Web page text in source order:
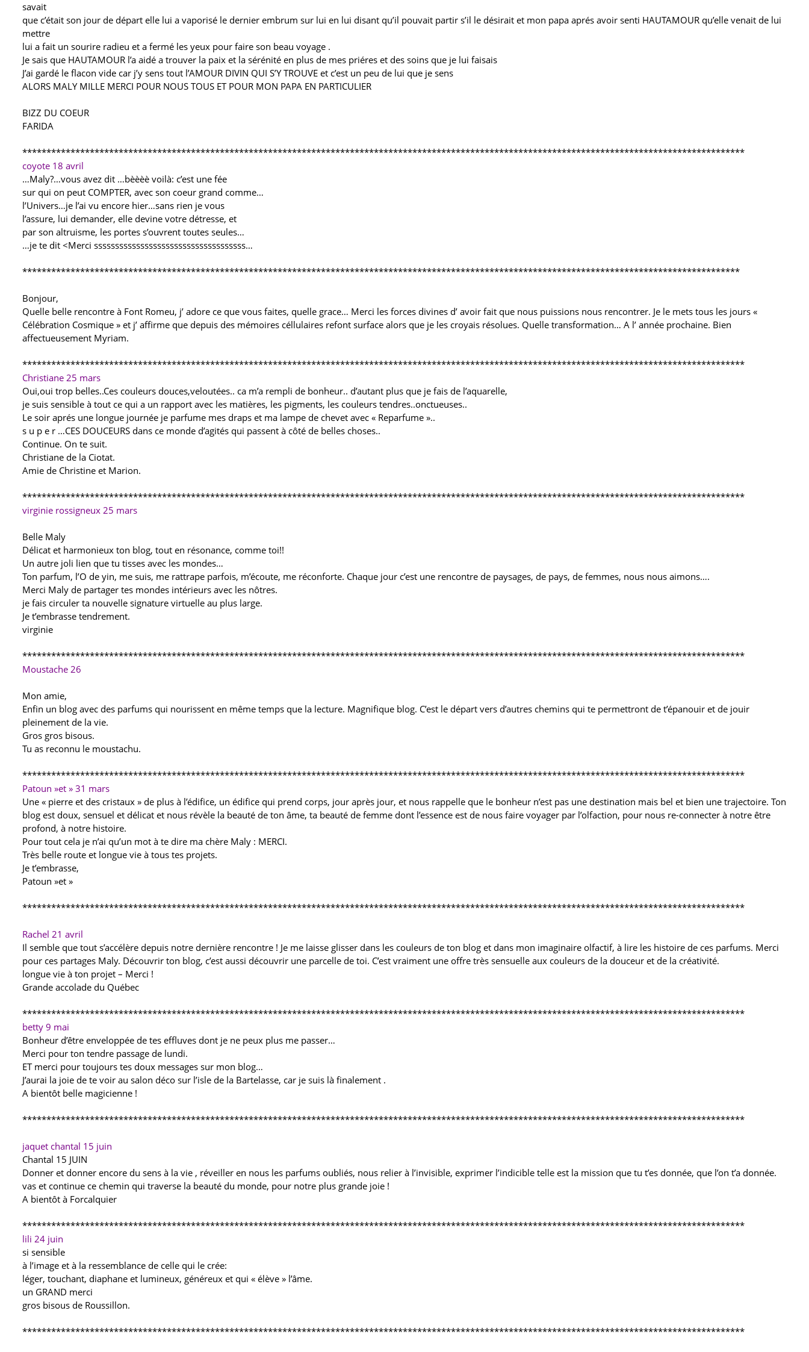
savait
que c’était son jour de départ elle lui a vaporisé le dernier embrum sur lui en lui disant qu’il pouvait partir s’il le désirait et mon papa aprés avoir senti HAUTAMOUR qu’elle venait de lui
mettre
lui a fait un sourire radieu et a fermé les yeux pour faire son beau voyage .
Je sais que HAUTAMOUR l’a aidé a trouver la paix et la sérénité en plus de mes priéres et des soins que je lui faisais
J’ai gardé le flacon vide car j’y sens tout l’AMOUR DIVIN QUI S’Y TROUVE et c’est un peu de lui que je sens
ALORS MALY MILLE MERCI POUR NOUS TOUS ET POUR MON PAPA EN PARTICULIER
BIZZ DU COEUR
FARIDA
******************************************************************************************************************************************************
coyote 18 avril
…Maly?…vous avez dit …bèèèè voilà: c’est une fée
sur qui on peut COMPTER, avec son coeur grand comme…
l’Univers…je l’ai vu encore hier…sans rien je vous
l’assure, lui demander, elle devine votre détresse, et
par son altruisme, les portes s’ouvrent toutes seules…
…je te dit <Merci ssssssssssssssssssssssssssssssssssss…
*****************************************************************************************************************************************************
Bonjour,
Quelle belle rencontre à Font Romeu, j’ adore ce que vous faites, quelle grace… Merci les forces divines d’ avoir fait que nous puissions nous rencontrer. Je le mets tous les jours «
Célébration Cosmique » et j’ affirme que depuis des mémoires céllulaires refont surface alors que je les croyais résolues. Quelle transformation… A l’ année prochaine. Bien
affectueusement Myriam.
******************************************************************************************************************************************************
Christiane 25 mars
Oui,oui trop belles..Ces couleurs douces,veloutées.. ca m’a rempli de bonheur.. d’autant plus que je fais de l’aquarelle,
je suis sensible à tout ce qui a un rapport avec les matières, les pigments, les couleurs tendres..onctueuses..
Le soir aprés une longue journée je parfume mes draps et ma lampe de chevet avec « Reparfume »..
s u p e r …CES DOUCEURS dans ce monde d’agités qui passent à côté de belles choses..
Continue. On te suit.
Christiane de la Ciotat.
Amie de Christine et Marion.
******************************************************************************************************************************************************
virginie rossigneux 25 mars
Belle Maly
Délicat et harmonieux ton blog, tout en résonance, comme toi!!
Un autre joli lien que tu tisses avec les mondes…
Ton parfum, l’O de yin, me suis, me rattrape parfois, m’écoute, me réconforte. Chaque jour c’est une rencontre de paysages, de pays, de femmes, nous nous aimons….
Merci Maly de partager tes mondes intérieurs avec les nôtres.
je fais circuler ta nouvelle signature virtuelle au plus large.
Je t’embrasse tendrement.
virginie
******************************************************************************************************************************************************
Moustache 26
Mon amie,
Enfin un blog avec des parfums qui nourissent en même temps que la lecture. Magnifique blog. C’est le départ vers d’autres chemins qui te permettront de t’épanouir et de jouir
pleinement de la vie.
Gros gros bisous.
Tu as reconnu le moustachu.
******************************************************************************************************************************************************
Patoun »et » 31 mars
Une « pierre et des cristaux » de plus à l’édifice, un édifice qui prend corps, jour après jour, et nous rappelle que le bonheur n’est pas une destination mais bel et bien une trajectoire. Ton
blog est doux, sensuel et délicat et nous révèle la beauté de ton âme, ta beauté de femme dont l’essence est de nous faire voyager par l’olfaction, pour nous re-connecter à notre être
profond, à notre histoire.
Pour tout cela je n’ai qu’un mot à te dire ma chère Maly : MERCI.
Très belle route et longue vie à tous tes projets.
Je t’embrasse,
Patoun »et »
******************************************************************************************************************************************************
Rachel 21 avril
Il semble que tout s’accélère depuis notre dernière rencontre ! Je me laisse glisser dans les couleurs de ton blog et dans mon imaginaire olfactif, à lire les histoire de ces parfums. Merci
pour ces partages Maly. Découvrir ton blog, c’est aussi découvrir une parcelle de toi. C’est vraiment une offre très sensuelle aux couleurs de la douceur et de la créativité.
longue vie à ton projet – Merci !
Grande accolade du Québec
******************************************************************************************************************************************************
betty 9 mai
Bonheur d’être enveloppée de tes effluves dont je ne peux plus me passer…
Merci pour ton tendre passage de lundi.
ET merci pour toujours tes doux messages sur mon blog…
J’aurai la joie de te voir au salon déco sur l’isle de la Bartelasse, car je suis là finalement .
A bientôt belle magicienne !
******************************************************************************************************************************************************
jaquet chantal 15 juin
Chantal 15 JUIN
Donner et donner encore du sens à la vie , réveiller en nous les parfums oubliés, nous relier à l’invisible, exprimer l’indicible telle est la mission que tu t’es donnée, que l’on t’a donnée.
vas et continue ce chemin qui traverse la beauté du monde, pour notre plus grande joie !
A bientôt à Forcalquier
******************************************************************************************************************************************************
lili 24 juin
si sensible
à l’image et à la ressemblance de celle qui le crée:
léger, touchant, diaphane et lumineux, généreux et qui « élève » l’âme.
un GRAND merci
gros bisous de Roussillon.
******************************************************************************************************************************************************